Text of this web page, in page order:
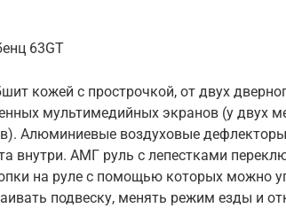
63GT
кожей с прострочкой, от двух
мультимедийных экранов (у двух
Алюминиевые воздуховые
внутри. АМГ руль с лепестками
на руле с помощью которых можно
подвеску, менять режим езды и